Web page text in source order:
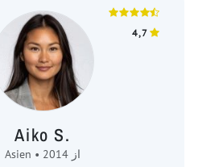
4,7
Aiko S.
Asien • از 2014